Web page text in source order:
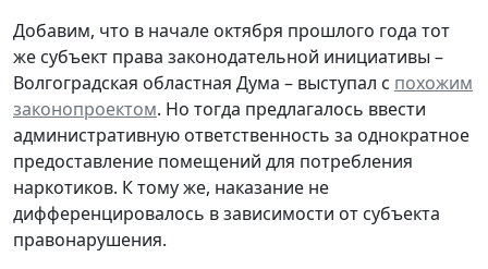
Добавим, что в начале октября прошлого года тот
же субъект права законодательной инициативы –
Волгоградская областная Дума – выступал с похожим
законопроектом. Но тогда предлагалось ввести
административную ответственность за однократное
предоставление помещений для потребления
наркотиков. К тому же, наказание не
дифференцировалось в зависимости от субъекта
правонарушения.